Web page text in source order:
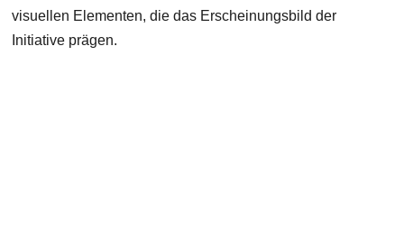
visuellen Elementen, die das Erscheinungsbild der
Initiative prägen.